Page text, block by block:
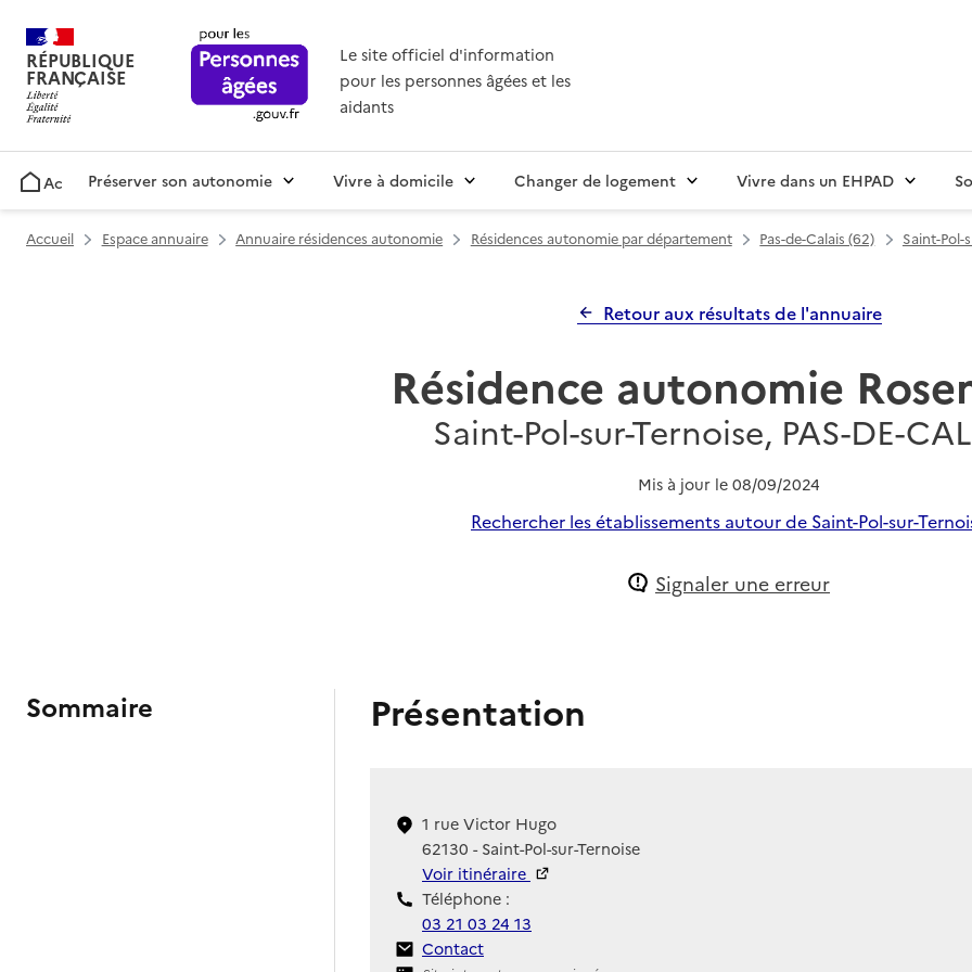
RÉPUBLIQUE
FRANÇAISE
Le site officiel d'information
pour les personnes âgées et les
aidants
AccueilPréserver son autonomie Vivre à domicile Changer de logement Vivre dans un EHPAD
Accueil Espace annuaire Annuaire résidences autonomie Résidences autonomie par département Pas-de-Calais (62) Saint-Pol-
Retour aux résultats de l'annuaire
Résidence autonomie
Saint-Pol-sur-Ternoise, PAS-DE-
Mis à jour le 08/09/2024
Rechercher les établissements autour de Saint-Pol-sur-
Signaler une erreur
Sommaire Présentation
1 rue Victor Hugo
62130 - Saint-Pol-sur-Ternoise
Voir itinéraire
Téléphone :
03 21 03 24 13
Contact
Contact